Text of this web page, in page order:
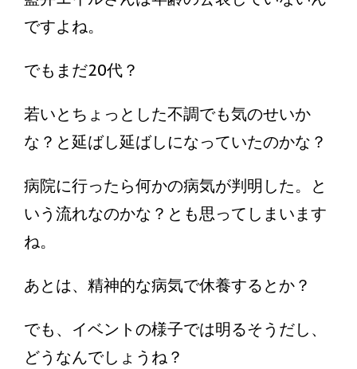
ですよね。
でもまだ20代？
若いとちょっとした不調でも気のせいか
な？と延ばし延ばしになっていたのかな？
病院に行ったら何かの病気が判明した。と
いう流れなのかな？とも思ってしまいます
ね。
あとは、精神的な病気で休養するとか？
でも、イベントの様子では明るそうだし、
どうなんでしょうね？